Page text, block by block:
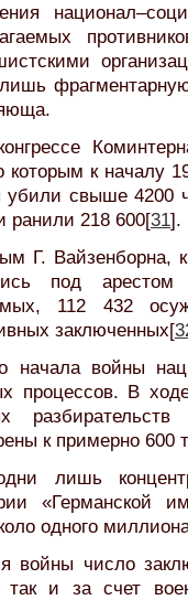
которым к началу
убили свыше 4200
ранили 218 600[31].
Г. Вайзенборна,
под
112 432
заключенных[
начала войны
процессов. В
к примерно 600
лишь
«Германской
одного
войны число
так и за счет